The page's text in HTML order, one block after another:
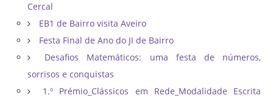
Cercal
EB1 de Bairro visita Aveiro
Festa Final de Ano do JI de Bairro
Desafios Matemáticos: uma festa de números,
sorrisos e conquistas
1.º Prémio_Clássicos em Rede_Modalidade Escrita